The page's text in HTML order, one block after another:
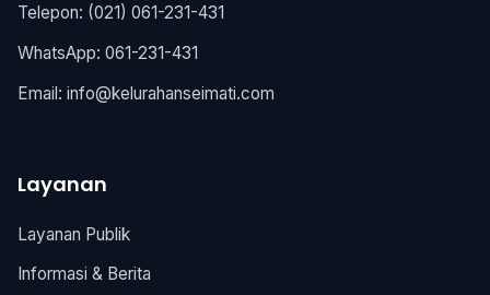
Telepon: (021) 061-231-431
WhatsApp: 061-231-431
Email: info@kelurahanseimati.com
Layanan
Layanan Publik
Informasi & Berita